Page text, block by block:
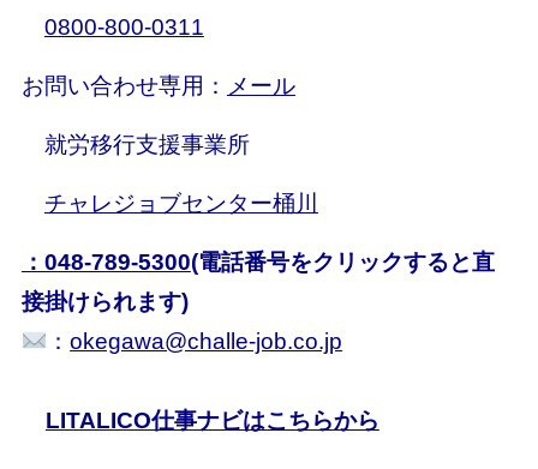
0800-800-0311
お問い合わせ専用： メール
就労移行支援事業所
チャレジョブセンター桶川
：048-789-5300(電話番号をクリックすると直
接掛けられます)
：okegawa@challe-job.co.jp
LITALICO仕事ナビはこちらから